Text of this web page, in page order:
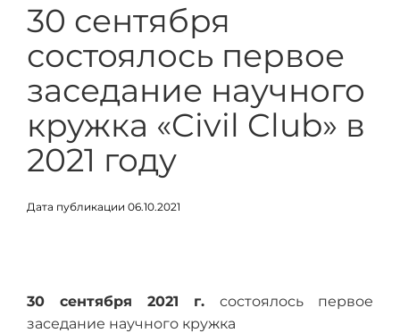
30 сентября
состоялось первое
заседание научного
кружка «Civil Club» в
2021 году
Дата публикации 06.10.2021
30 сентября 2021 г. состоялось первое
заседание научного кружка